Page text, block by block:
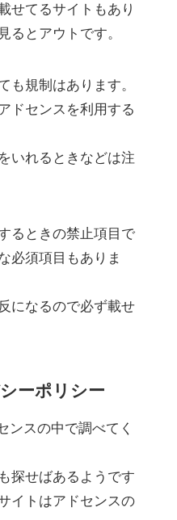
せてるサイトもあり
るとアウトです。
も規制はあります。
ドセンスを利用する
いれるときなどは注
るときの禁止項目で
必須項目もありま
になるので必ず載せ
ーポリシー
ンスの中で調べてく
探せばあるようです
イトはアドセンスの